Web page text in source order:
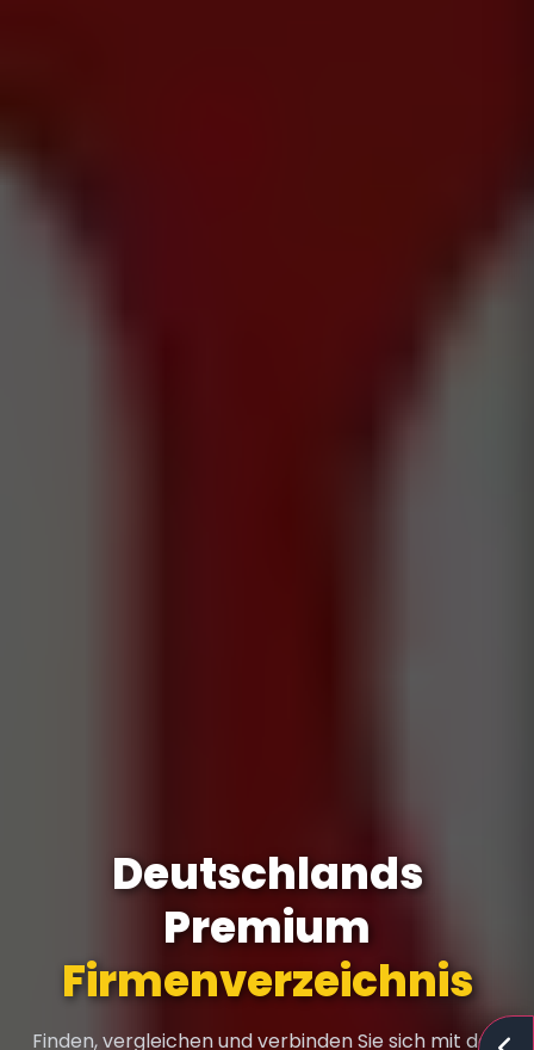
Deutschlands
Premium
Firmenverzeichnis
Finden, vergleichen und verbinden Sie sich mit den